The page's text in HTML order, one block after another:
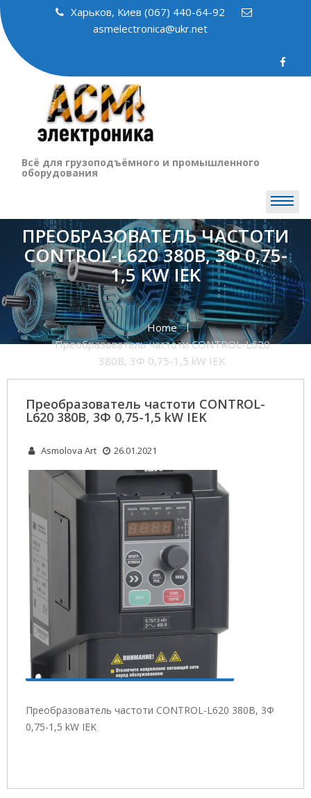
Skip
to
content
Харьков, Киев (067) 440-64-92
asmelectronica@ukr.net
Всё для грузоподъёмного и промышленного
оборудования
ПРЕОБРАЗОВАТЕЛЬ ЧАСТОТИ
CONTROL-L620 380В, 3Ф 0,75-
1,5 KW IEK
Home
Преобразователь частоти CONTROL-L620
380В, 3Ф 0,75-1,5 kW IEK
Преобразователь частоти CONTROL-
L620 380В, 3Ф 0,75-1,5 kW IEK
Asmolova Art 26.01.2021
Преобразователь частоти CONTROL-L620 380В, 3Ф
0,75-1,5 kW IEK